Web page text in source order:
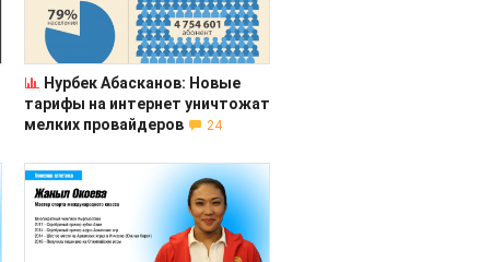
Нурбек Абасканов: Новые
тарифы на интернет уничтожат
мелких провайдеров
24